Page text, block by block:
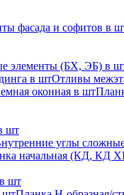
фасада и софитов в
элементы (БХ, ЭБ) в
в штОтливы
оконная в шт
шт
углы
начальная (КД, КД
шт